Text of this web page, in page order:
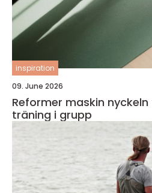
inspiration
09. June 2026
Reformer maskin nyckeln till effektiv, modern
träning i grupp